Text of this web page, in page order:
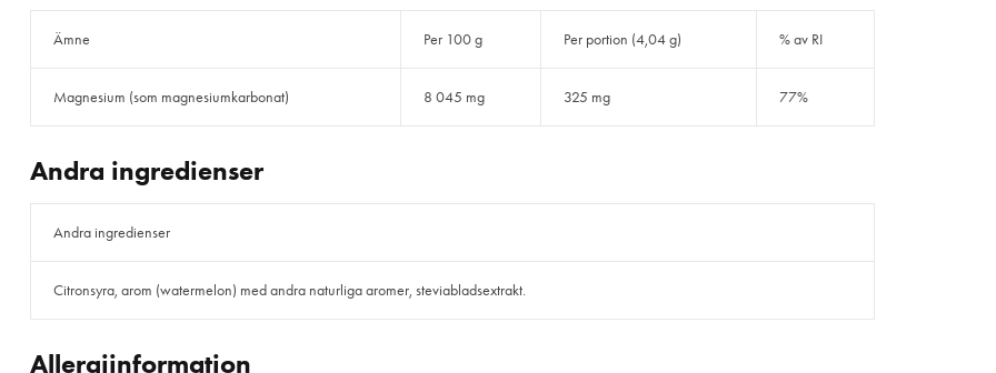
Ämne Per 100 g Per portion (4,04 g) % av RI
Magnesium (som magnesiumkarbonat) 8 045 mg 325 mg 77%
Andra ingredienser
Andra ingredienser
Citronsyra, arom (watermelon) med andra naturliga aromer, steviabladsextrakt.
Allergiinformation